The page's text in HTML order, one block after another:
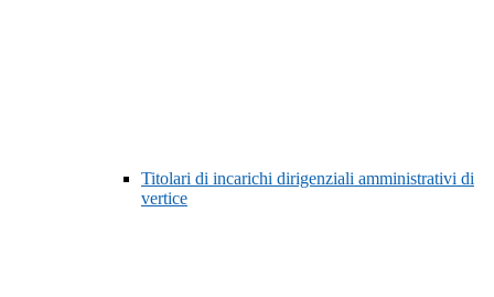
Titolari di incarichi dirigenziali amministrativi di
vertice